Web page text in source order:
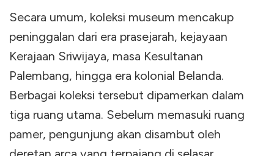
Secara umum, koleksi museum mencakup
peninggalan dari era prasejarah, kejayaan
Kerajaan Sriwijaya, masa Kesultanan
Palembang, hingga era kolonial Belanda.
Berbagai koleksi tersebut dipamerkan dalam
tiga ruang utama. Sebelum memasuki ruang
pamer, pengunjung akan disambut oleh